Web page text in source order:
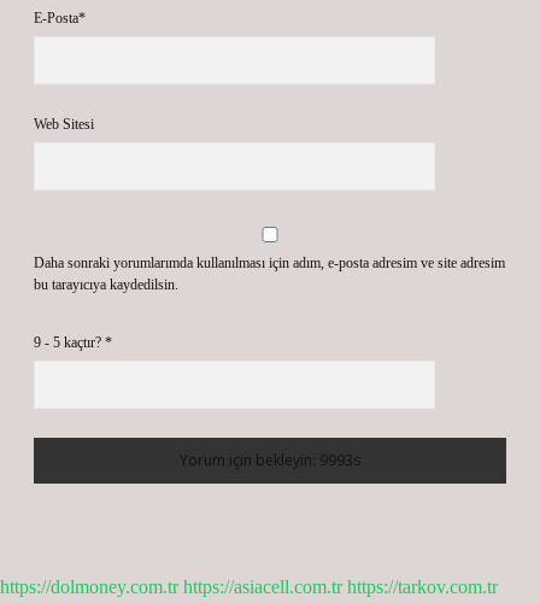
E-Posta*
Web Sitesi
Daha sonraki yorumlarımda kullanılması için adım, e-posta adresim ve site adresim
bu tarayıcıya kaydedilsin.
9 - 5 kaçtır? *
https://dolmoney.com.tr https://asiacell.com.tr https://tarkov.com.tr